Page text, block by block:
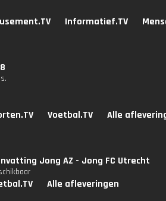
Informatief.TV
Voetbal.TV Alle
Jong AZ - Jong FC Utrecht
Alle afleveringen